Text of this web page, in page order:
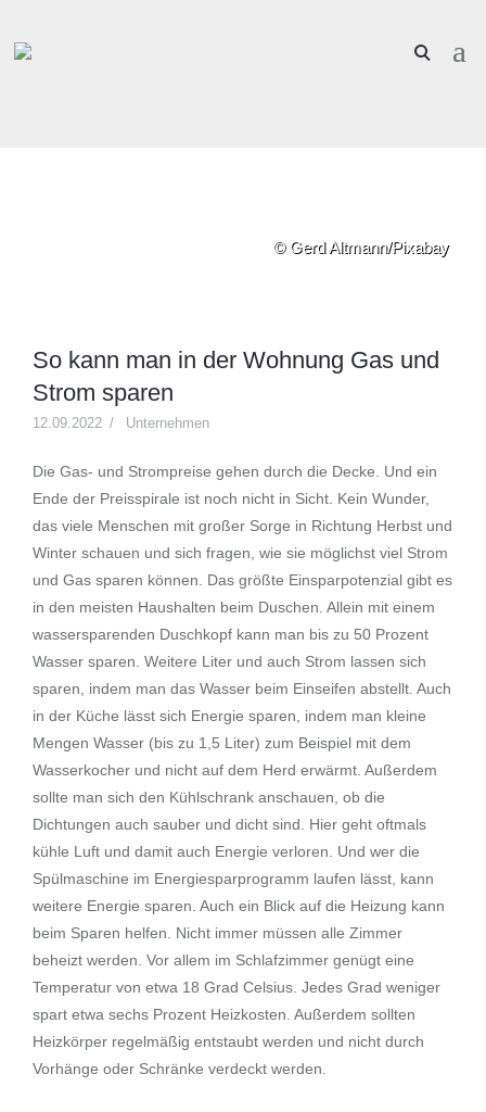
© Gerd Altmann/Pixabay
So kann man in der Wohnung Gas und
Strom sparen
12.09.2022 Unternehmen
Die Gas- und Strompreise gehen durch die Decke. Und ein
Ende der Preisspirale ist noch nicht in Sicht. Kein Wunder,
das viele Menschen mit großer Sorge in Richtung Herbst und
Winter schauen und sich fragen, wie sie möglichst viel Strom
und Gas sparen können. Das größte Einsparpotenzial gibt es
in den meisten Haushalten beim Duschen. Allein mit einem
wassersparenden Duschkopf kann man bis zu 50 Prozent
Wasser sparen. Weitere Liter und auch Strom lassen sich
sparen, indem man das Wasser beim Einseifen abstellt. Auch
in der Küche lässt sich Energie sparen, indem man kleine
Mengen Wasser (bis zu 1,5 Liter) zum Beispiel mit dem
Wasserkocher und nicht auf dem Herd erwärmt. Außerdem
sollte man sich den Kühlschrank anschauen, ob die
Dichtungen auch sauber und dicht sind. Hier geht oftmals
kühle Luft und damit auch Energie verloren. Und wer die
Spülmaschine im Energiesparprogramm laufen lässt, kann
weitere Energie sparen. Auch ein Blick auf die Heizung kann
beim Sparen helfen. Nicht immer müssen alle Zimmer
beheizt werden. Vor allem im Schlafzimmer genügt eine
Temperatur von etwa 18 Grad Celsius. Jedes Grad weniger
spart etwa sechs Prozent Heizkosten. Außerdem sollten
Heizkörper regelmäßig entstaubt werden und nicht durch
Vorhänge oder Schränke verdeckt werden.